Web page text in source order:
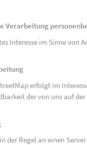
Verarbeitung
Interesse im Sinne von
erfolgt im
der von uns auf
der Regel an einen